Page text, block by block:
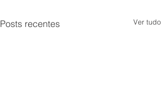
Posts recentes Ver tudo